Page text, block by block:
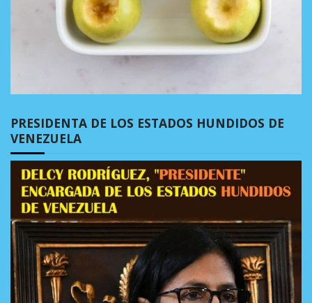
PRESIDENTA DE LOS ESTADOS HUNDIDOS DE
VENEZUELA